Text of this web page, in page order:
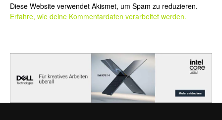
Diese Website verwendet Akismet, um Spam zu reduzieren.
Erfahre, wie deine Kommentardaten verarbeitet werden.